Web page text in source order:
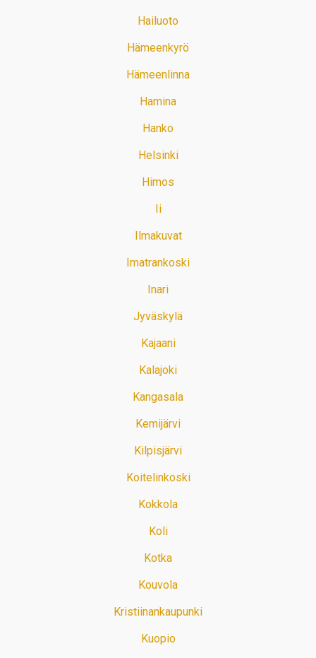
Hailuoto
Hämeenkyrö
Hämeenlinna
Hamina
Hanko
Helsinki
Himos
Ii
Ilmakuvat
Imatrankoski
Inari
Jyväskylä
Kajaani
Kalajoki
Kangasala
Kemijärvi
Kilpisjärvi
Koitelinkoski
Kokkola
Koli
Kotka
Kouvola
Kristiinankaupunki
Kuopio